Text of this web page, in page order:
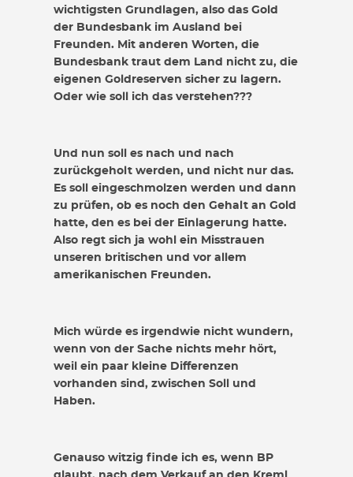
wichtigsten Grundlagen, also das Gold
der Bundesbank im Ausland bei
Freunden. Mit anderen Worten, die
Bundesbank traut dem Land nicht zu, die
eigenen Goldreserven sicher zu lagern.
Oder wie soll ich das verstehen???
Und nun soll es nach und nach
zurückgeholt werden, und nicht nur das.
Es soll eingeschmolzen werden und dann
zu prüfen, ob es noch den Gehalt an Gold
hatte, den es bei der Einlagerung hatte.
Also regt sich ja wohl ein Misstrauen
unseren britischen und vor allem
amerikanischen Freunden.
Mich würde es irgendwie nicht wundern,
wenn von der Sache nichts mehr hört,
weil ein paar kleine Differenzen
vorhanden sind, zwischen Soll und
Haben.
Genauso witzig finde ich es, wenn BP